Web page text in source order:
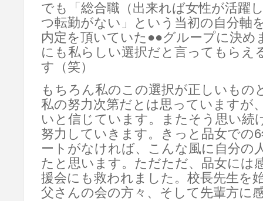
でも「総合職（出来れば女性が活躍
つ転勤がない」という当初の自分軸
内定を頂いていた●●グループに決め
にも私らしい選択だと言ってもらえ
す（笑）
もちろん私のこの選択が正しいもの
私の努力次第だとは思っていますが
いと信じています。またそう思い続
努力していきます。きっと品女での
ートがなければ、こんな風に自分の
たと思います。ただただ、品女には
援会にも救われました。校長先生を
父さんの会の方々、そして先輩方に